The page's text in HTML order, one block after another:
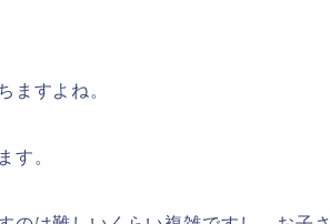
ますよね。
す。